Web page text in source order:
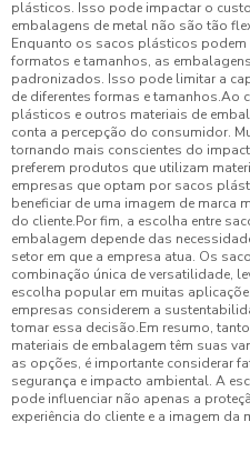
plásticos. Isso pode impactar o
embalagens de metal não são tão
Enquanto os sacos plásticos
formatos e tamanhos, as
padronizados. Isso pode limitar a
de diferentes formas e tamanhos.Ao
plásticos e outros materiais de
conta a percepção do consumidor.
tornando mais conscientes do
preferem produtos que utilizam
empresas que optam por sacos
beneficiar de uma imagem de marca
do cliente.Por fim, a escolha entre
embalagem depende das
setor em que a empresa atua. Os
combinação única de versatilidade,
escolha popular em muitas
empresas considerem a
tomar essa decisão.Em resumo,
materiais de embalagem têm suas
as opções, é importante considerar
segurança e impacto ambiental. A
pode influenciar não apenas a
experiência do cliente e a imagem da